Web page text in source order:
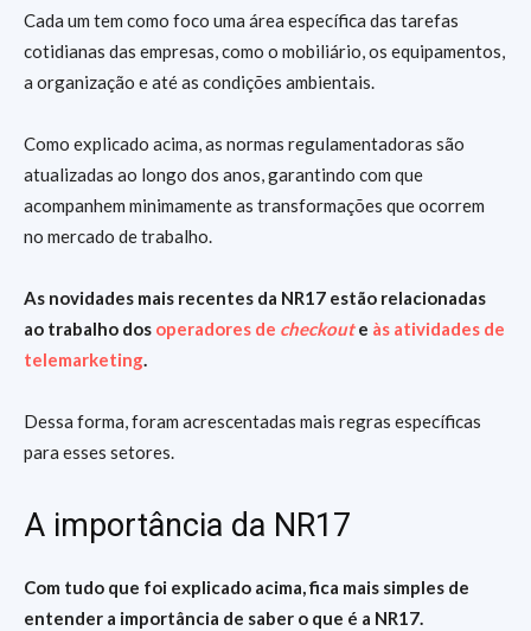
Cada um tem como foco uma área específica das tarefas
cotidianas das empresas, como o mobiliário, os equipamentos,
a organização e até as condições ambientais.
Como explicado acima, as normas regulamentadoras são
atualizadas ao longo dos anos, garantindo com que
acompanhem minimamente as transformações que ocorrem
no mercado de trabalho.
As novidades mais recentes da NR17 estão relacionadas
ao trabalho dos operadores de checkoute às atividades de
telemarketing
Dessa forma, foram acrescentadas mais regras específicas
para esses setores.
A importância da NR17
Com tudo que foi explicado acima, fica mais simples de
entender a importância de saber o que é a NR17.